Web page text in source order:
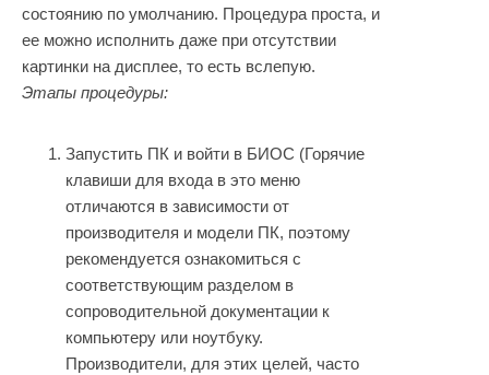
состоянию по умолчанию. Процедура проста, и
ее можно исполнить даже при отсутствии
картинки на дисплее, то есть вслепую.
Этапы процедуры:
Запустить ПК и войти в БИОС (Горячие
клавиши для входа в это меню
отличаются в зависимости от
производителя и модели ПК, поэтому
рекомендуется ознакомиться с
соответствующим разделом в
сопроводительной документации к
компьютеру или ноутбуку.
Производители, для этих целей, часто